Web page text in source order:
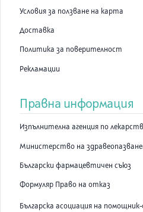
Условия за ползване на карта
Доставка
Политика за поверителност
Рекламации
Правна информация
Изпълнителна агенция по
Министерство на
Български фармацевтичен съюз
Формуляр Право на отказ
Българска асоциация на